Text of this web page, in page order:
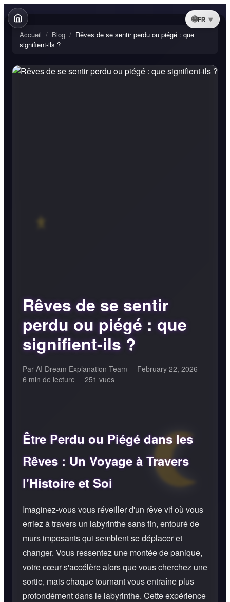
FR
Accueil / Blog / Rêves de se sentir perdu ou piégé : que
signifient-ils ?
Rêves de se sentir
perdu ou piégé : que
signifient-ils ?
Par AI Dream Explanation Team
February 22, 2026
6 min de lecture
251 vues
Être Perdu ou Piégé dans les
Rêves : Un Voyage à Travers
l'Histoire et Soi
Imaginez-vous vous réveiller d'un rêve vif où vous
erriez à travers un labyrinthe sans fin, entouré de
murs imposants qui semblent se déplacer et
changer. Vous ressentez une montée de panique,
votre cœur s'accélère alors que vous cherchez une
sortie, mais chaque tournant vous entraîne plus
profondément dans le labyrinthe. Cette expérience